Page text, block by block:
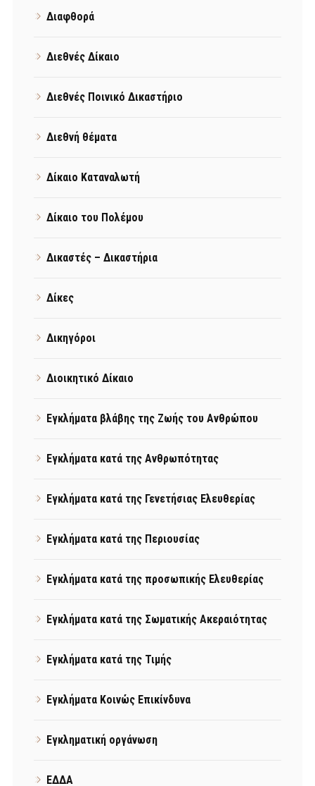
Διαφθορά
Διεθνές Δίκαιο
Διεθνές Ποινικό Δικαστήριο
Διεθνή θέματα
Δίκαιο Καταναλωτή
Δίκαιο του Πολέμου
Δικαστές – Δικαστήρια
Δίκες
Δικηγόροι
Διοικητικό Δίκαιο
Εγκλήματα βλάβης της Ζωής του Ανθρώπου
Εγκλήματα κατά της Ανθρωπότητας
Εγκλήματα κατά της Γενετήσιας Ελευθερίας
Εγκλήματα κατά της Περιουσίας
Εγκλήματα κατά της προσωπικής Ελευθερίας
Εγκλήματα κατά της Σωματικής Ακεραιότητας
Εγκλήματα κατά της Τιμής
Εγκλήματα Κοινώς Επικίνδυνα
Εγκληματική οργάνωση
ΕΔΔΑ